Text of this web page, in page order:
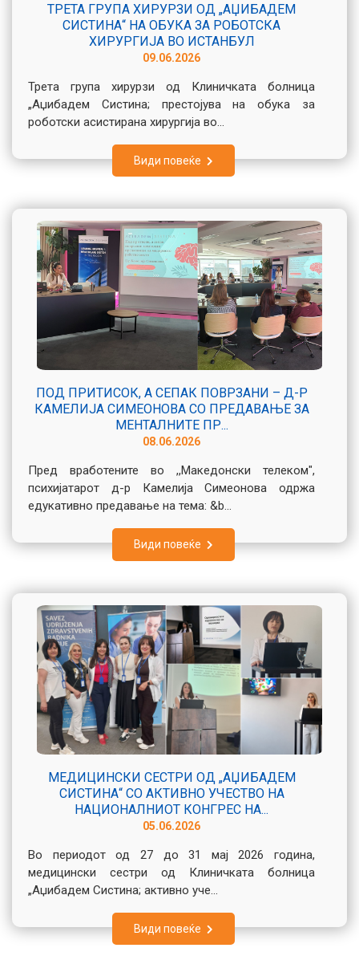
ТРЕТА ГРУПА ХИРУРЗИ ОД „АЏИБАДЕМ
СИСТИНА“ НА ОБУКА ЗА РОБОТСКА
ХИРУРГИЈА ВО ИСТАНБУЛ
09.06.2026
Трета група хирурзи од Клиничката болница
„Аџибадем Систина; престојува на обука за
роботски асистирана хирургија во...
Види повеќе
ПОД ПРИТИСОК, А СЕПАК ПОВРЗАНИ – Д-Р
КАМЕЛИЈА СИМЕОНОВА СО ПРЕДАВАЊЕ ЗА
МЕНТАЛНИТЕ ПР...
08.06.2026
Пред вработените во ,,Македонски телеком",
психијатарот д-р Камелија Симеонова одржа
едукативно предавање на тема: &b...
Види повеќе
МЕДИЦИНСКИ СЕСТРИ ОД „АЏИБАДЕМ
СИСТИНА“ СО АКТИВНО УЧЕСТВО НА
НАЦИОНАЛНИОТ КОНГРЕС НА...
05.06.2026
Во периодот од 27 до 31 мај 2026 година,
медицински сестри од Клиничката болница
„Аџибадем Систина; активно уче...
Види повеќе